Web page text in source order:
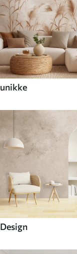
unikke
Design